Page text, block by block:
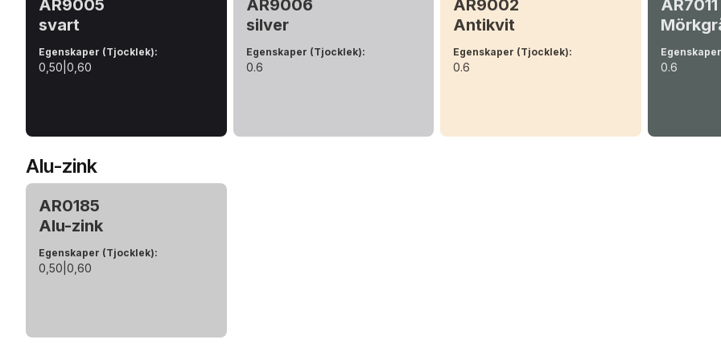
AR9005
svart
Egenskaper (Tjocklek):
0,50|0,60
AR9006
silver
Egenskaper (Tjocklek):
0.6
AR9002
Antikvit
Egenskaper (Tjocklek):
0.6
AR7011
0.6
Alu-zink
AR0185
Alu-zink
Egenskaper (Tjocklek):
0,50|0,60